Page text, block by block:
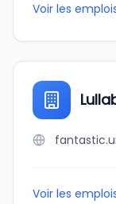
Voir les
Voir les